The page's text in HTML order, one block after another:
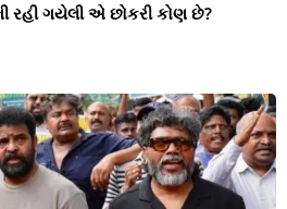
રહી ગયેલી એ છોકરી કોણ છે?